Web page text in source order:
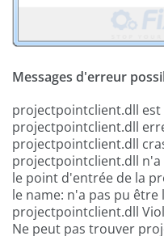
Messages d'erreur
projectpointclient.dll
projectpointclient.dll
projectpointclient.dll
projectpointclient.dll n'a
le point d'entrée de la
le name: n'a pas pu être
projectpointclient.dll
Ne peut pas trouver